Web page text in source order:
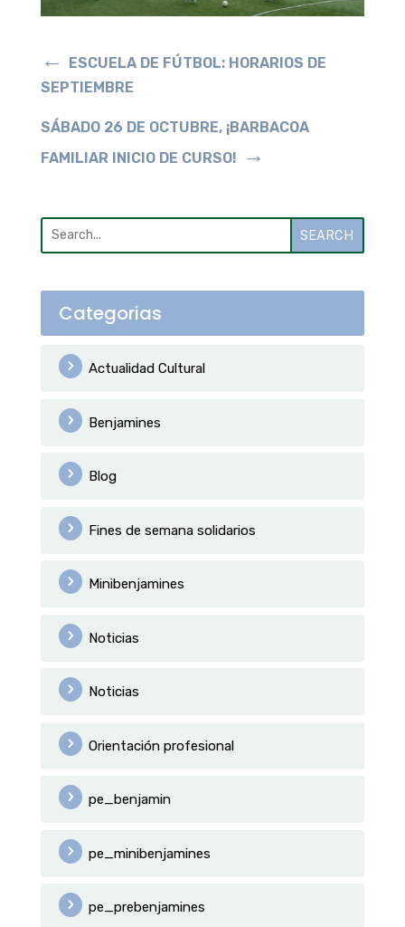
←
ESCUELA DE FÚTBOL: HORARIOS DE
SEPTIEMBRE
SÁBADO 26 DE OCTUBRE, ¡BARBACOA
FAMILIAR INICIO DE CURSO!
→
SEARCH
Categorias
Actualidad Cultural
Benjamines
Blog
Fines de semana solidarios
Minibenjamines
Noticias
Noticias
Orientación profesional
pe_benjamin
pe_minibenjamines
pe_prebenjamines